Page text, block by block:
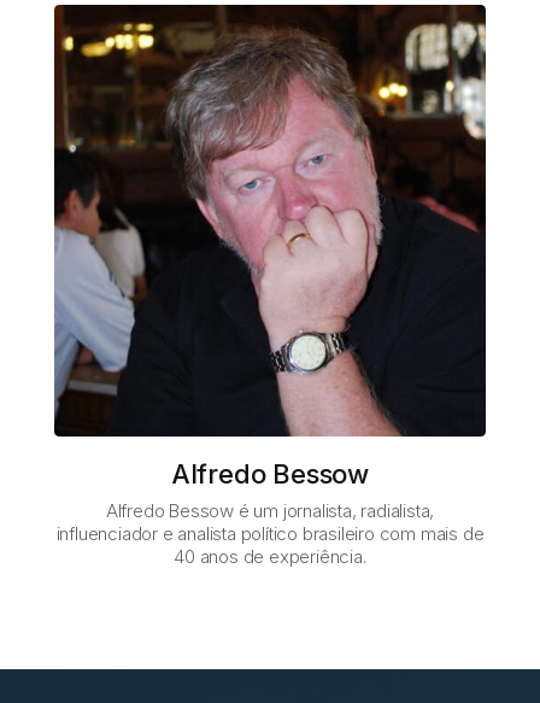
Alfredo Bessow
Alfredo Bessow é um jornalista, radialista,
influenciador e analista político brasileiro com mais de
40 anos de experiência.